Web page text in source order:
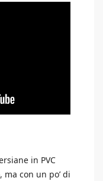
in PVC
con un po’ di